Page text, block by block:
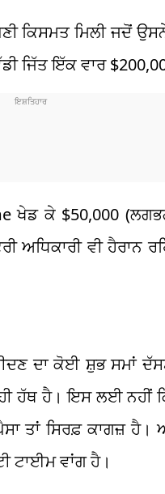
ਕਿਸਮਤ ਮਿਲੀ ਜਦੋਂ
ਜਿੱਤ ਇੱਕ ਵਾਰ
ਖੇਡ ਕੇ $50,000
ਅਧਿਕਾਰੀ ਵੀ ਹੈਰਾਨ
ਦਾ ਕੋਈ ਸ਼ੁਭ ਸਮਾਂ
ਹੱਥ ਹੈ। ਇਸ ਲਈ
ਸਿਰਫ਼ ਕਾਗਜ਼ ਹੈ।
ਟਾਈਮ ਵਾਂਗ ਹੈ।